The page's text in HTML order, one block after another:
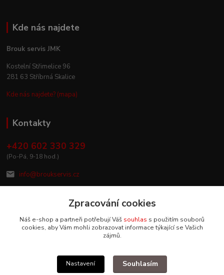
Kde nás najdete
Brouk servis JMK
Kostelní Střimelice 96
281 63 Stříbrná Skalice
Kde nás najdete? (mapa)
Kontakty
+420 602 330 329
(Po-Pá, 9-18 hod.)
info@broukservis.cz
Upravit sběr cookies.
Zpracování cookies
Náš e-shop a partneři potřebují Váš souhlas s použitím souborů
cookies, aby Vám mohli zobrazovat informace týkající se Vašich
zájmů.
Nastavení Souhlasím